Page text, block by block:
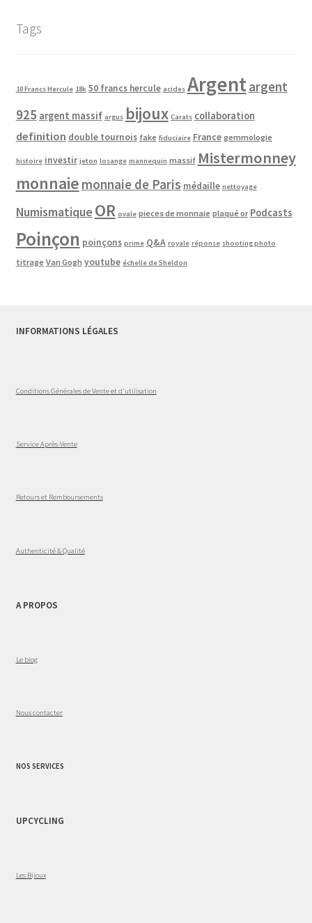
Tags
10 Francs Hercule 18k 50 francs hercule acides Argentargent
925 argent massif argus bijoux Carats collaboration
definition double tournois fake fiduciaire France gemmologie
histoire investir jeton losange mannequin massif Mistermonney
monnaie monnaie de Paris médaille nettoyage
Numismatique OR ovale pieces de monnaie plaqué or Podcasts
Poinçon poinçons prime Q&A royale réponse shooting photo
titrage Van Gogh youtube échelle de Sheldon
INFORMATIONS LÉGALES
Conditions Générales de Vente et d'utilisation
Service Après-Vente
Retours et Remboursements
Authenticité & Qualité
A PROPOS
Le blog
Nous contacter
NOS SERVICES
UPCYCLING
Les Bijoux